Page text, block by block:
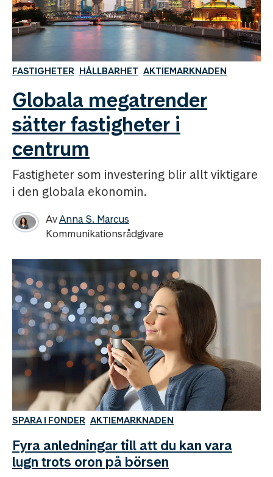
FASTIGHETER HÅLLBARHET AKTIEMARKNADEN
Globala megatrender
sätter fastigheter i
centrum
Fastigheter som investering blir allt viktigare
i den globala ekonomin.
AvAnna S. Marcus
Kommunikationsrådgivare
SPARA I FONDER AKTIEMARKNADEN
Fyra anledningar till att du kan vara
lugn trots oron på börsen